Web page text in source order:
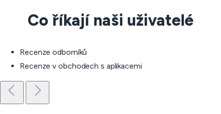
Co říkají naši uživatelé
Recenze odborníků
Recenze v obchodech s aplikacemi